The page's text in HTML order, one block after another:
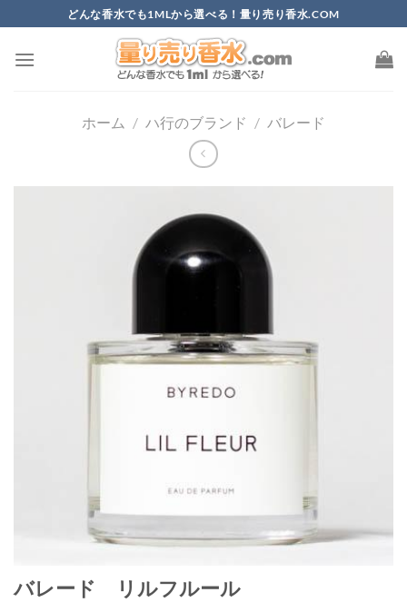
to
content
どんな香水でも1MLから選べる！量り売り香水.COM
ホーム / ハ行のブランド / バレード
バレード リルフルール